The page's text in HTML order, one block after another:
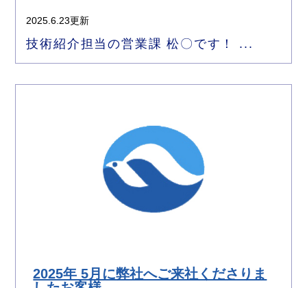
2025.6.23更新
技術紹介担当の営業課 松〇です！ ...
2025年 5月に弊社へご来社くださりま